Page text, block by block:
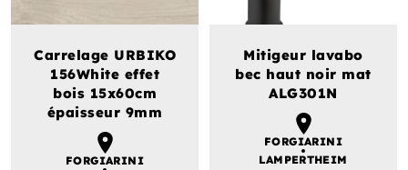
Carrelage URBIKO
156White effet
bois 15x60cm
épaisseur 9mm
FORGIARINI
Mitigeur lavabo
bec haut noir mat
ALG301N
FORGIARINI
LAMPERTHEIM